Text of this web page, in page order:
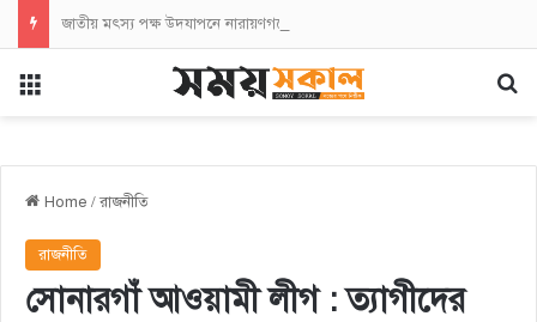
জাতীয় মৎস্য পক্ষ উদযাপনে নারায়ণগঞ্জে প্রস্তুতি সভা অনুষ্ঠিত
Home /রাজনীতি
রাজনীতি
সোনারগাঁ আওয়ামী লীগ : ত্যাগীদের